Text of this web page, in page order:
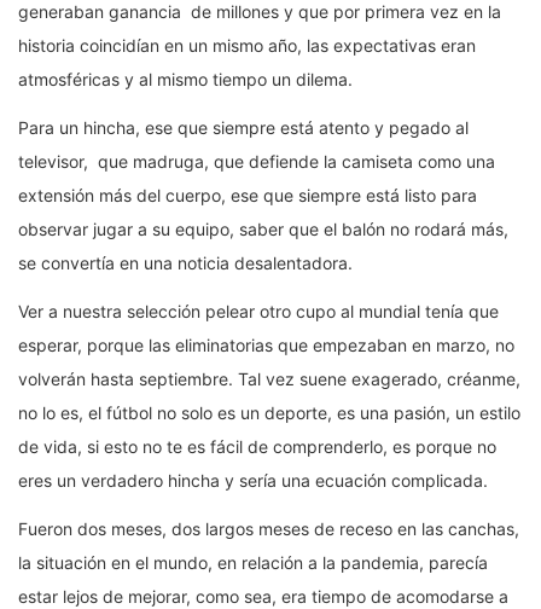
generaban ganancia de millones y que por primera vez en la
historia coincidían en un mismo año, las expectativas eran
atmosféricas y al mismo tiempo un dilema.
Para un hincha, ese que siempre está atento y pegado al
televisor, que madruga, que defiende la camiseta como una
extensión más del cuerpo, ese que siempre está listo para
observar jugar a su equipo, saber que el balón no rodará más,
se convertía en una noticia desalentadora.
Ver a nuestra selección pelear otro cupo al mundial tenía que
esperar, porque las eliminatorias que empezaban en marzo, no
volverán hasta septiembre. Tal vez suene exagerado, créanme,
no lo es, el fútbol no solo es un deporte, es una pasión, un estilo
de vida, si esto no te es fácil de comprenderlo, es porque no
eres un verdadero hincha y sería una ecuación complicada.
Fueron dos meses, dos largos meses de receso en las canchas,
la situación en el mundo, en relación a la pandemia, parecía
estar lejos de mejorar, como sea, era tiempo de acomodarse a